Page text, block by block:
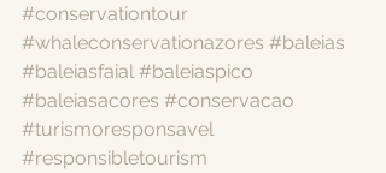
#conservationtour
#whaleconservationazores #baleias
#baleiasfaial #baleiaspico
#baleiasacores #conservacao
#turismoresponsavel
#responsibletourism